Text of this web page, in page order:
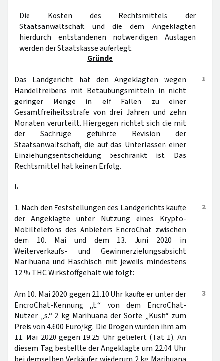
Die Kosten des Rechtsmittels der
Staatsanwaltschaft und die dem Angeklagten
hierdurch entstandenen notwendigen Auslagen
werden der Staatskasse auferlegt.
Gründe
1
Das Landgericht hat den Angeklagten wegen
Handeltreibens mit Betäubungsmitteln in nicht
geringer Menge in elf Fällen zu einer
Gesamtfreiheitsstrafe von drei Jahren und zehn
Monaten verurteilt. Hiergegen richtet sich die mit
der Sachrüge geführte Revision der
Staatsanwaltschaft, die auf das Unterlassen einer
Einziehungsentscheidung beschränkt ist. Das
Rechtsmittel hat keinen Erfolg.
I.
2
1. Nach den Feststellungen des Landgerichts kaufte
der Angeklagte unter Nutzung eines Krypto-
Mobiltelefons des Anbieters EncroChat zwischen
dem 10. Mai und dem 13. Juni 2020 in
Weiterverkaufs- und Gewinnerzielungsabsicht
Marihuana und Haschisch mit jeweils mindestens
12 % THC Wirkstoffgehalt wie folgt:
3
Am 10. Mai 2020 gegen 21.10 Uhr kaufte er unter der
EncroChat-Kennung „t.“ von dem EncroChat-
Nutzer „s.“ 2 kg Marihuana der Sorte „Kush“ zum
Preis von 4.600 Euro/kg. Die Drogen wurden ihm am
11. Mai 2020 gegen 19.25 Uhr geliefert (Tat 1). An
diesem Tag bestellte der Angeklagte um 22.04 Uhr